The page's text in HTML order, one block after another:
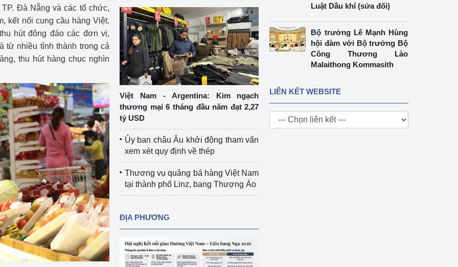
Tổ chức được cấp GCN đăng ký, hoạt
động kiểm định thiết bị, dụng cụ điện
làm việc ở môi trường không có nguy
hiểm khí, bụi nổ
Cơ sở sản xuất, sửa chữa chai chứa
LPG
Tổ chức huấn luyện, bồi dưỡng
nghiệp vụ kiểm định kỹ thuật an toàn
lao động
Thương
kiệm và
Hiệu quả năng lượng
và đổi mới sáng
Video bảo vệ môi trường
Album ảnh bảo vệ môi trường
Văn bản về môi trường
Đọc báo giúp bạn
của Đảng
dân
Khu vực miền Bắc
Khu vực miền Trung
Khu vực miền Nam
Hiệp định EVFTA
Thị trường châu Á – châu Phi
Đà Nẵng và các tổ chức,
kết nối cung cầu hàng Việt.
hút đông đảo các đơn vị,
từ nhiều tỉnh thành trong cả
thu hút hàng chục nghìn
Việt Nam - Argentina: Kim ngạch
thương mại 6 tháng đầu năm đạt 2,27
tỷ USD
Ủy ban châu Âu khởi động tham vấn
xem xét quy định về thép
Thương vụ quảng bá hàng Việt Nam
tại thành phố Linz, bang Thượng Áo
ĐỊA PHƯƠNG
Luật Dầu khí (sửa đổi)
Bộ trưởng Lê Mạnh Hùng
hội đàm với Bộ trưởng Bộ
Công Thương Lào
Malaithong Kommasith
LIÊN KẾT WEBSITE